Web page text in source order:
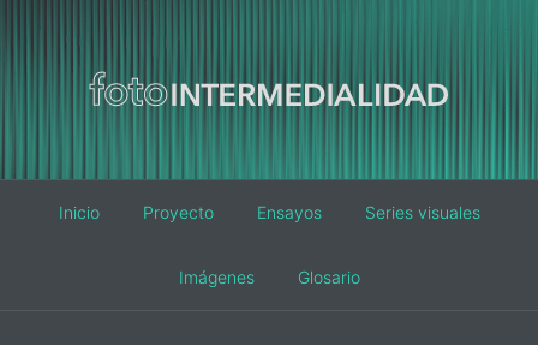
Main
Inicio Proyecto Ensayos Series visuales
Imágenes Glosario